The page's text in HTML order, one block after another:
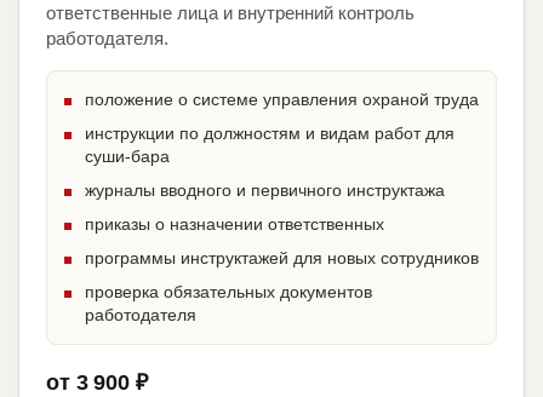
ответственные лица и внутренний контроль
работодателя.
положение о системе управления охраной труда
инструкции по должностям и видам работ для
суши-бара
журналы вводного и первичного инструктажа
приказы о назначении ответственных
программы инструктажей для новых сотрудников
проверка обязательных документов
работодателя
от 3 900 ₽